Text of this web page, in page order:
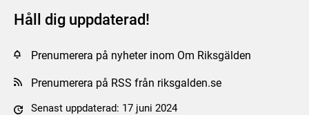
Håll dig uppdaterad!
Prenumerera på nyheter inom Om Riksgälden
Prenumerera på RSS från riksgalden.se
Senast uppdaterad: 17 juni 2024